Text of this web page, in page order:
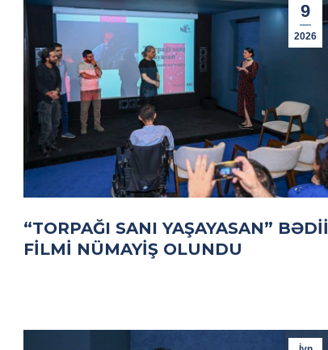
9
2026
“TORPAĞI SANI YAŞAYASAN” BƏDII
FILMI NÜMAYIŞ OLUNDU